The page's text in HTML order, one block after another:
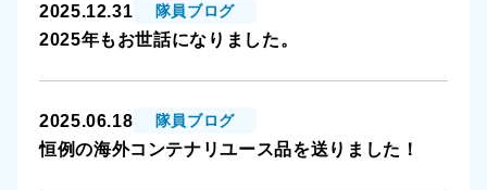
2025.12.31 隊員ブログ
2025年もお世話になりました。
2025.06.18 隊員ブログ
恒例の海外コンテナリユース品を送りました！